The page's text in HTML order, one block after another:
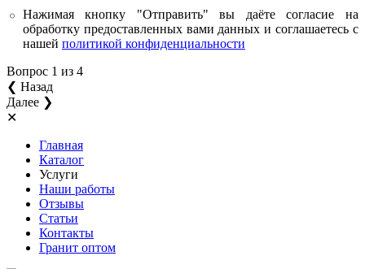
Нажимая кнопку "Отправить" вы даёте согласие на
обработку предоставленных вами данных и соглашаетесь с
нашей политикой конфиденциальности
Вопрос 1 из 4
❮ Назад
Далее ❯
✕
Главная
Каталог
Услуги
Наши работы
Отзывы
Статьи
Контакты
Гранит оптом